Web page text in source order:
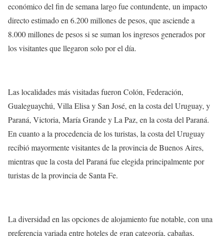
económico del fin de semana largo fue contundente, un impacto
directo estimado en 6.200 millones de pesos, que asciende a
8.000 millones de pesos si se suman los ingresos generados por
los visitantes que llegaron solo por el día.
Las localidades más visitadas fueron Colón, Federación,
Gualeguaychú, Villa Elisa y San José, en la costa del Uruguay, y
Paraná, Victoria, María Grande y La Paz, en la costa del Paraná.
En cuanto a la procedencia de los turistas, la costa del Uruguay
recibió mayormente visitantes de la provincia de Buenos Aires,
mientras que la costa del Paraná fue elegida principalmente por
turistas de la provincia de Santa Fe.
La diversidad en las opciones de alojamiento fue notable, con una
preferencia variada entre hoteles de gran categoría, cabañas,